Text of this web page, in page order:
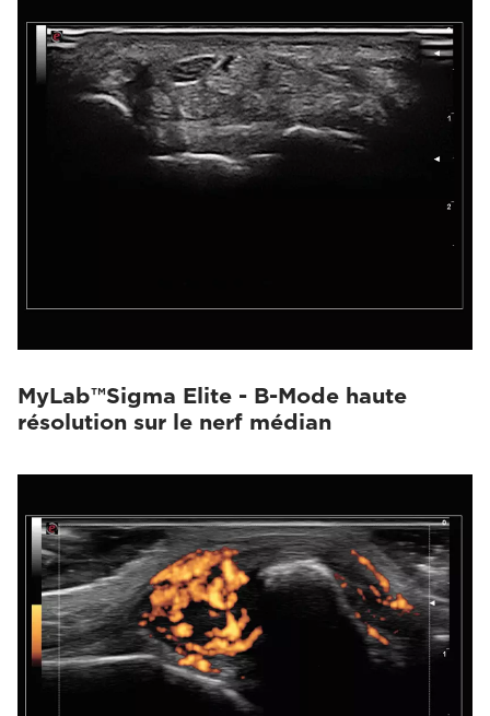
MyLab™Sigma Elite - B-Mode haute
résolution sur le nerf médian